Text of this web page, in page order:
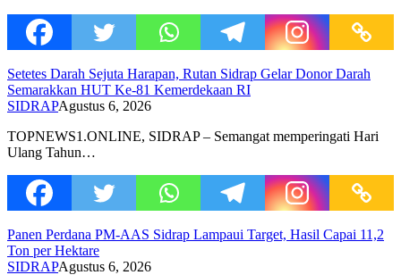
Setetes Darah Sejuta Harapan, Rutan Sidrap Gelar Donor Darah
Semarakkan HUT Ke-81 Kemerdekaan RI
SIDRAPAgustus 6, 2026
TOPNEWS1.ONLINE, SIDRAP – Semangat memperingati Hari
Ulang Tahun…
Panen Perdana PM-AAS Sidrap Lampaui Target, Hasil Capai 11,2
Ton per Hektare
SIDRAPAgustus 6, 2026